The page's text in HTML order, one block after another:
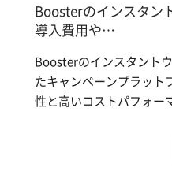
Boosterのインスタン
導入費用や…
Boosterのインスタント
たキャンペーンプラット
性と高いコストパフォー